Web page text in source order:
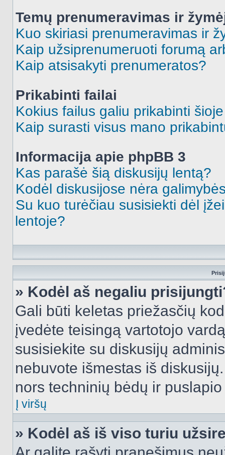
Temų prenumeravimas ir
Kuo skiriasi prenumeravimas ir
Kaip užsiprenumeruoti forumą
Kaip atsisakyti prenumeratos?
Prikabinti failai
Kokius failus galiu prikabinti
Kaip surasti visus mano
Informacija apie phpBB 3
Kas parašė šią diskusijų lentą?
Kodėl diskusijose nėra
Su kuo turėčiau susisiekti dėl
lentoje?
» Kodėl aš negaliu
Gali būti keletas priežasčių
įvedėte teisingą vartotojo
susisiekite su diskusijų
nebuvote išmestas iš
nors techninių bėdų ir
Į viršų
» Kodėl aš iš viso turiu